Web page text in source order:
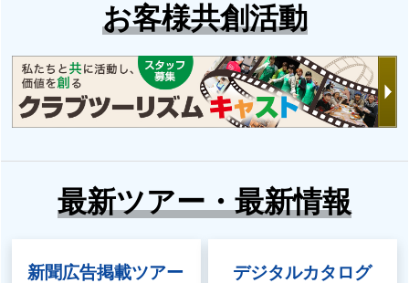
お客様共創活動
最新ツアー・最新情報
新聞広告掲載ツアー デジタルカタログ